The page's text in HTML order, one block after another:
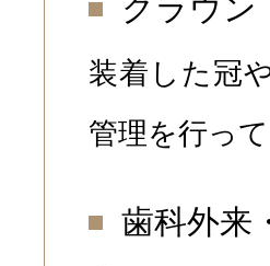
クラウン
装着した冠
管理を行って
歯科外来